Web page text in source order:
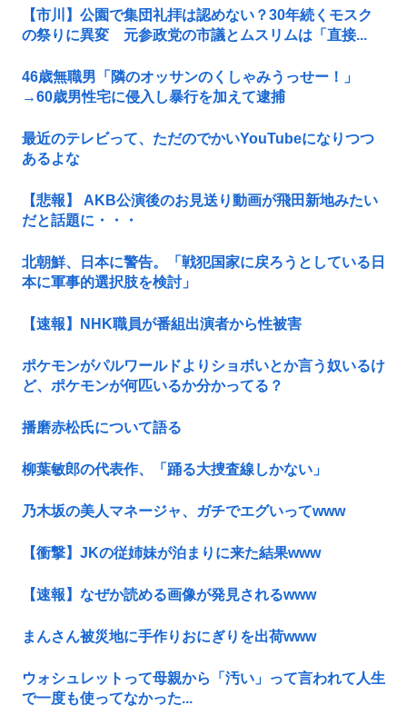
【市川】公園で集団礼拝は認めない？30年続くモスク
の祭りに異変 元参政党の市議とムスリムは「直接...
46歳無職男「隣のオッサンのくしゃみうっせー！」
→60歳男性宅に侵入し暴行を加えて逮捕
最近のテレビって、ただのでかいYouTubeになりつつ
あるよな
【悲報】 AKB公演後のお見送り動画が飛田新地みたい
だと話題に・・・
北朝鮮、日本に警告。「戦犯国家に戻ろうとしている日
本に軍事的選択肢を検討」
【速報】NHK職員が番組出演者から性被害
ポケモンがパルワールドよりショボいとか言う奴いるけ
ど、ポケモンが何匹いるか分かってる？
播磨赤松氏について語る
柳葉敏郎の代表作、「踊る大捜査線しかない」
乃木坂の美人マネージャ、ガチでエグいってwww
【衝撃】JKの従姉妹が泊まりに来た結果www
【速報】なぜか読める画像が発見されるwww
まんさん被災地に手作りおにぎりを出荷www
ウォシュレットって母親から「汚い」って言われて人生
で一度も使ってなかった...